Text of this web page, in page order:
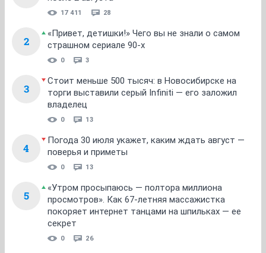
17 411 28
2
«Привет, детишки!» Чего вы не знали о самом
страшном сериале 90-х
0 3
3
Стоит меньше 500 тысяч: в Новосибирске на
торги выставили серый Infiniti — его заложил
владелец
0 13
4
Погода 30 июля укажет, каким ждать август —
поверья и приметы
0 13
5
«Утром просыпаюсь — полтора миллиона
просмотров». Как 67-летняя массажистка
покоряет интернет танцами на шпильках — ее
секрет
0 26